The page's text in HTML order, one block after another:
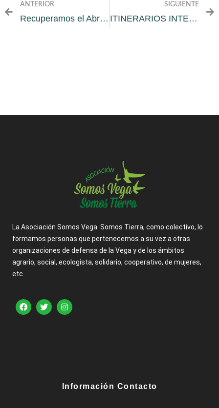
ANTERIOR
Recuperamos el Abrazo con la Vega 2021 Monachil y Vega Sur
SIGUIENTE
ITINERARIOS INTEGRADOS CONTRA LA DESPOBLACIÓN RURAL
La Asociación Somos Vega. Somos Tierra, como colectivo, lo
formamos personas que pertenecemos a su vez a otras
organizaciones de defensa de la Vega y de los ámbitos
agrario, social, ecologista, solidario, cooperativo, de mujeres,
etc.
Información Contacto